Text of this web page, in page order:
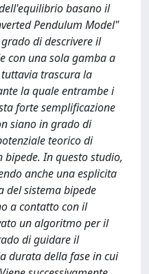
basano il
Pendulum Model"
di descrivere il
con una sola gamba a
trascura la
la quale entrambe i
forte semplificazione
siano in grado di
teorico di
In questo studio,
anche una esplicita
del sistema bipede
a contatto con il
un algoritmo per il
di guidare il
durata della fase in cui